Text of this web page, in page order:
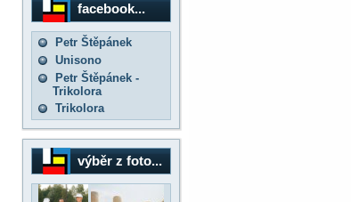
facebook...
Petr Štěpánek
Unisono
Petr Štěpánek -
Trikolora
Trikolora
výběr z foto...